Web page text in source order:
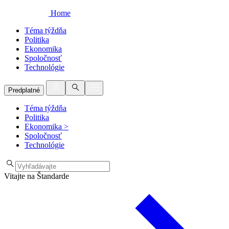
Home
Téma týždňa
Politika
Ekonomika
Spoločnosť
Technológie
Predplatné
Téma týždňa
Politika
Ekonomika >
Spoločnosť
Technológie
Vitajte na Štandarde